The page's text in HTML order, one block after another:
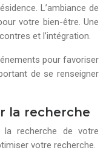
L’ambiance de
votre bien-être. Une
et l’intégration.
pour favoriser
de se renseigner
la recherche
la recherche de votre
votre recherche.